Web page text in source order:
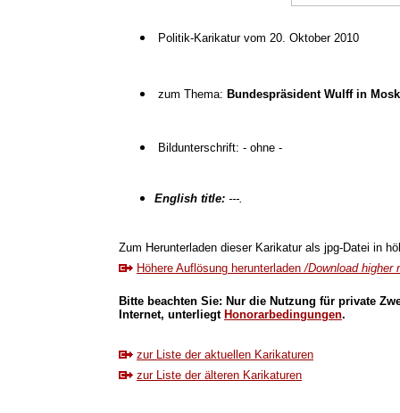
Politik-Karikatur vom 20. Oktober 2010
zum Thema: Bundespräsident Wulff in
Bildunterschrift: - ohne -
English title: ---.
Zum Herunterladen dieser Karikatur als jpg-Datei in
Höhere Auflösung herunterladen/Download higher
Bitte beachten Sie: Nur die Nutzung für private
Internet, unterliegt Honorarbedingungen.
zur Liste der aktuellen Karikaturen
zur Liste der älteren Karikaturen